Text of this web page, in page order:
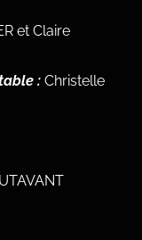
et Claire
: Christelle